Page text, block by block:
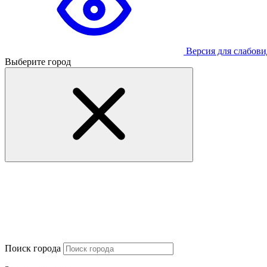
Версия для
Выберите город
Поиск города